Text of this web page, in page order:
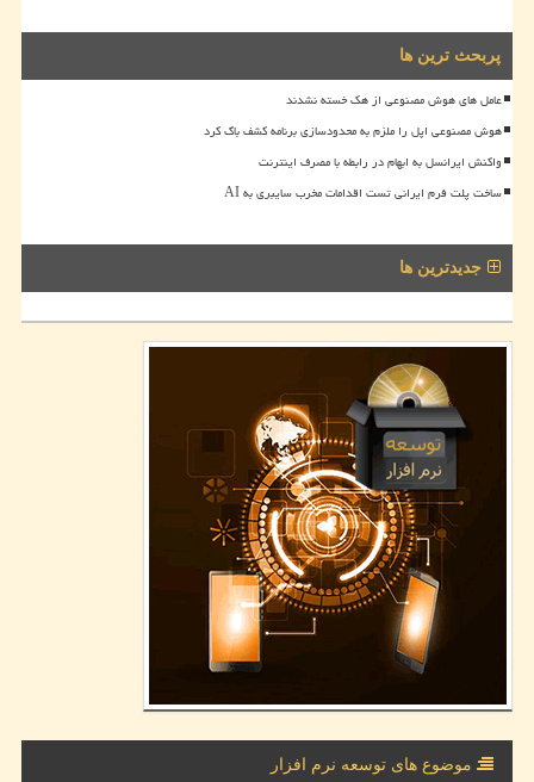
پربحث ترین ها
عامل های هوش مصنوعی از هک خسته نشدند
هوش مصنوعی اپل را ملزم به محدودسازی برنامه کشف باگ کرد
واکنش ایرانسل به ابهام در رابطه با مصرف اینترنت
ساخت پلت فرم ایرانی تست اقدامات مخرب سایبری به AI
جدیدترین ها
موضوع های توسعه نرم افزار